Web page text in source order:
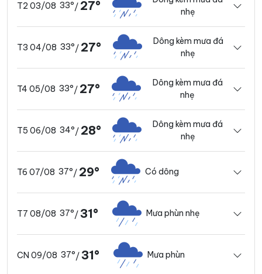
T2 03/08 33°/ 27°
nhẹ
T3 04/08 33°/ 27°
Dông kèm mưa đá
nhẹ
T4 05/08 33°/ 27°
Dông kèm mưa đá
nhẹ
T5 06/08 34°/ 28°
Dông kèm mưa đá
nhẹ
T6 07/08 37°/ 29° Có dông
T7 08/08 37°/31° Mưa phùn nhẹ
CN 09/08 37°/31° Mưa phùn